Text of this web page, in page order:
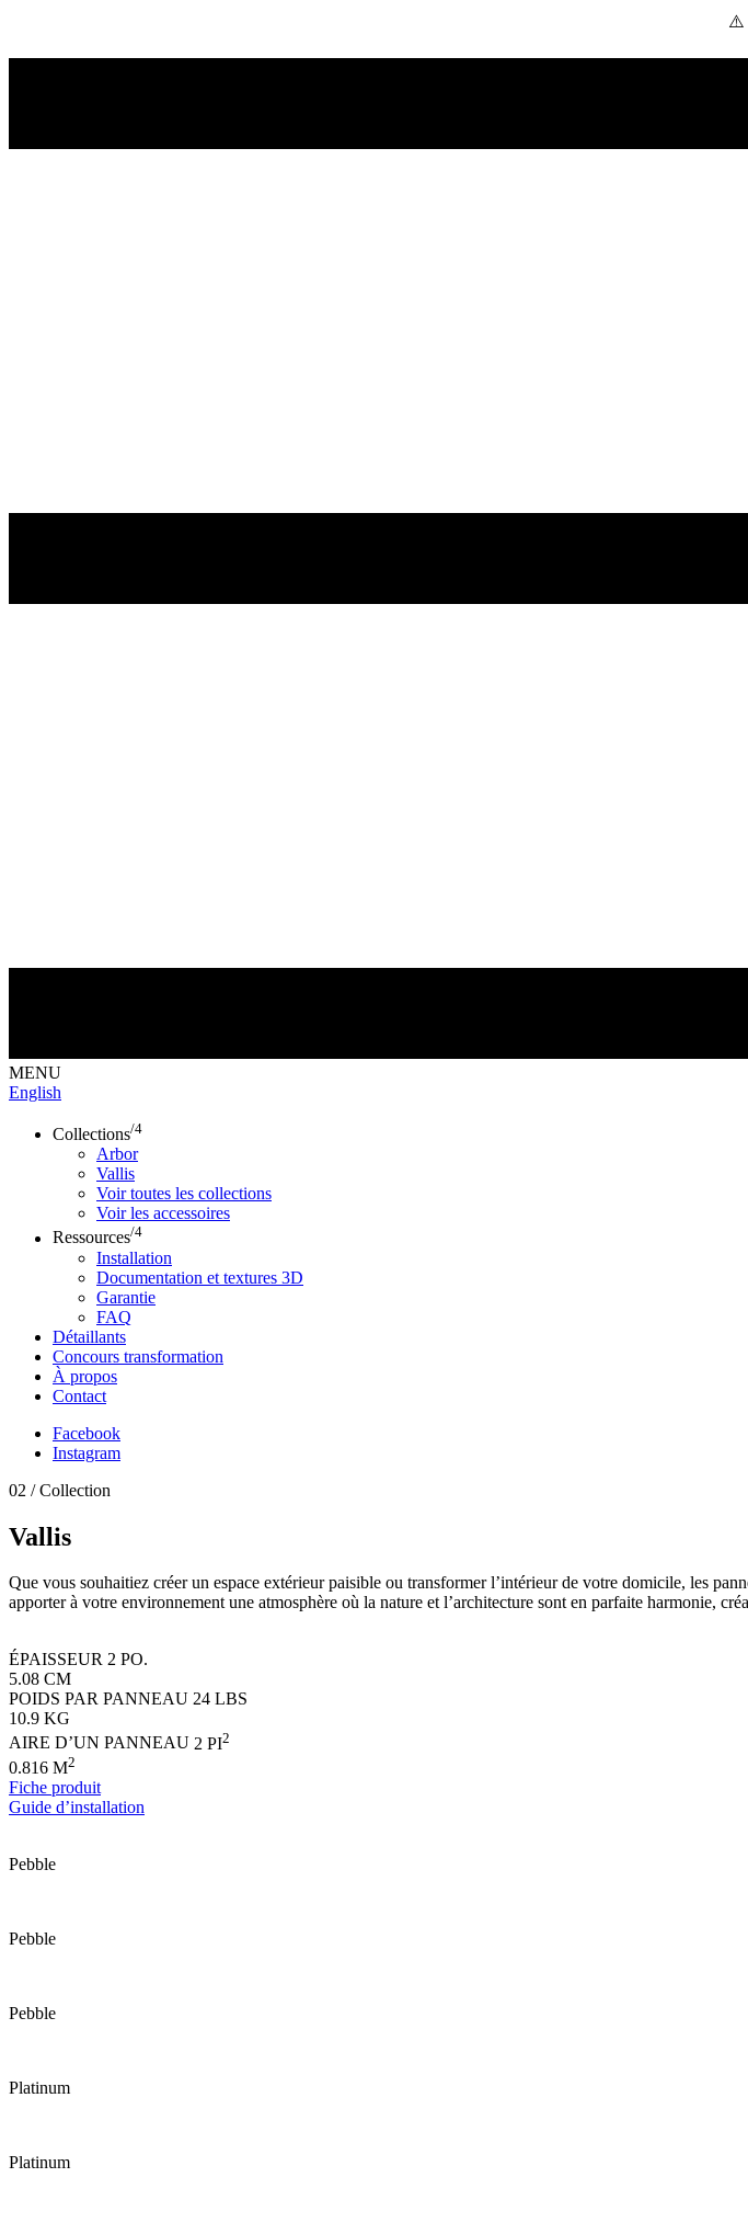
MENU
English
Collections/4
Arbor
Vallis
Voir toutes les collections
Voir les accessoires
Ressources/4
Installation
Documentation et textures 3D
Garantie
FAQ
Détaillants
Concours transformation
À propos
Contact
Facebook
Instagram
02 / Collection
Vallis
Que vous souhaitiez créer un espace extérieur paisible ou transformer l’intérieur de votre domicile, les
apporter à votre environnement une atmosphère où la nature et l’architecture sont en parfaite harmonie,
ÉPAISSEUR 2 PO.
5.08 CM
POIDS PAR PANNEAU 24 LBS
10.9 KG
AIRE D’UN PANNEAU 2 PI2
0.816 M2
Fiche produit
Guide d’installation
Pebble
Pebble
Pebble
Platinum
Platinum